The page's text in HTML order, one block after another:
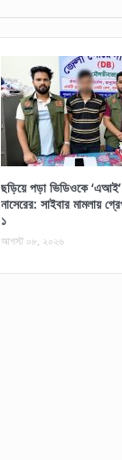
ছড়িয়ে পড়া ভিডিওকে ‘এআই’
নাসেরের: সাইবার মামলায়
১
আগস্ট ০৮, ২০২৬